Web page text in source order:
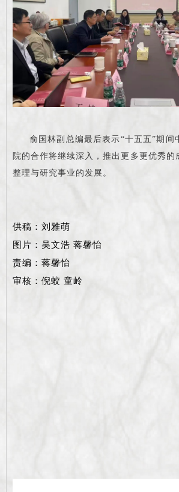
俞国林副总编最后表示“十五五”期间
院的合作将继续深入，推出更多更优秀的
整理与研究事业的发展。
供稿：刘雅萌
图片：吴文浩 蒋馨怡
责编：蒋馨怡
审核：倪蛟 童岭